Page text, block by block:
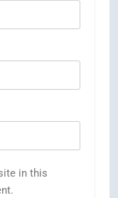
in this